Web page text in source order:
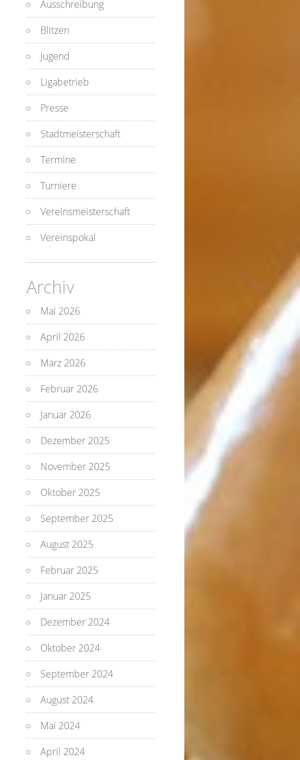
Ausschreibung
Blitzen
Jugend
Ligabetrieb
Presse
Stadtmeisterschaft
Termine
Turniere
Vereinsmeisterschaft
Vereinspokal
Archiv
Mai 2026
April 2026
März 2026
Februar 2026
Januar 2026
Dezember 2025
November 2025
Oktober 2025
September 2025
August 2025
Februar 2025
Januar 2025
Dezember 2024
Oktober 2024
September 2024
August 2024
Mai 2024
April 2024